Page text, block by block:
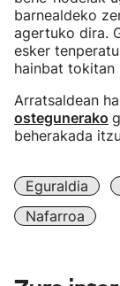
barnealdeko
agertuko dira.
esker
hainbat tokitan
Arratsaldean
ostegunerako
beherakada
Eguraldia
Nafarroa